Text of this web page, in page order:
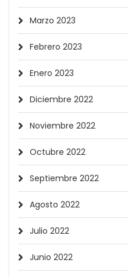
Marzo 2023
Febrero 2023
Enero 2023
Diciembre 2022
Noviembre 2022
Octubre 2022
Septiembre 2022
Agosto 2022
Julio 2022
Junio 2022